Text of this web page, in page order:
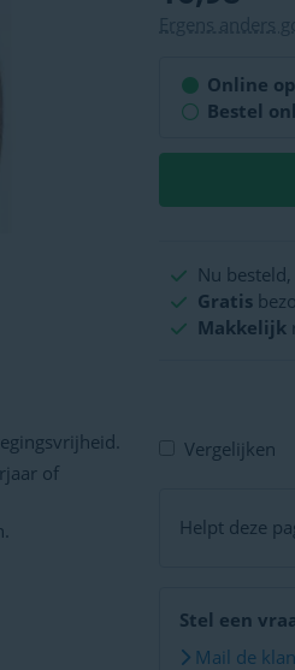
Ergens anders
Bestel
Nu besteld,
Gratis
Makkelijk
Vergelijken
Helpt deze
Stel een
Mail de
of